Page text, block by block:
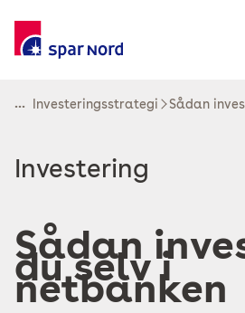
... Investeringsstrategi Sådan
Læs
Investering
Sådan
du selv i
netbanken